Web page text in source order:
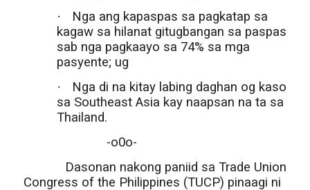
·
Nga ang kapaspas sa pagkatap sa
kagaw sa hilanat gitugbangan sa paspas
sab nga pagkaayo sa 74% sa mga
pasyente; ug
·
Nga di na kitay labing daghan og kaso
sa Southeast Asia kay naapsan na ta sa
Thailand.
-o0o-
Dasonan nakong paniid sa Trade Union
Congress of the Philippines (TUCP) pinaagi ni